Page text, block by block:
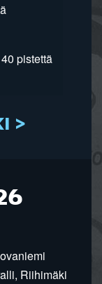
pistettä
>
Riihimäki